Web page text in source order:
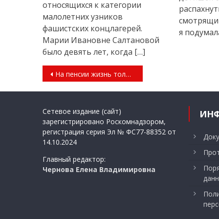
относящихся к категории
малолетних узников
фашистских концлагерей.
Марии Ивановне Салтановой
было девять лет, когда […]
я
Навигация
по
На пенсии жизнь только начинается
Сетевое издание (сайт)
зарегистрировано Роскомнадзором,
регистрация серия Эл № ФС77-88352 от
14.10.2024
Главный редактор:
Чернова Елена Владимировна